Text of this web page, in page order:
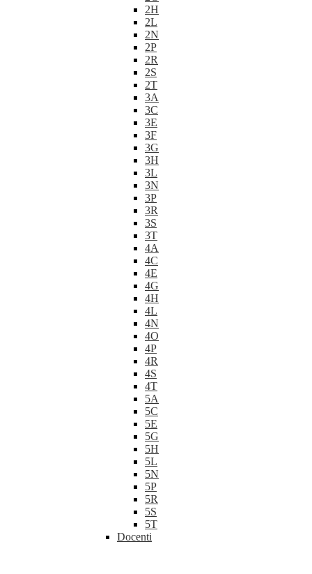
2H
2L
2N
2P
2R
2S
2T
3A
3C
3E
3F
3G
3H
3L
3N
3P
3R
3S
3T
4A
4C
4E
4G
4H
4L
4N
4O
4P
4R
4S
4T
5A
5C
5E
5G
5H
5L
5N
5P
5R
5S
5T
Docenti